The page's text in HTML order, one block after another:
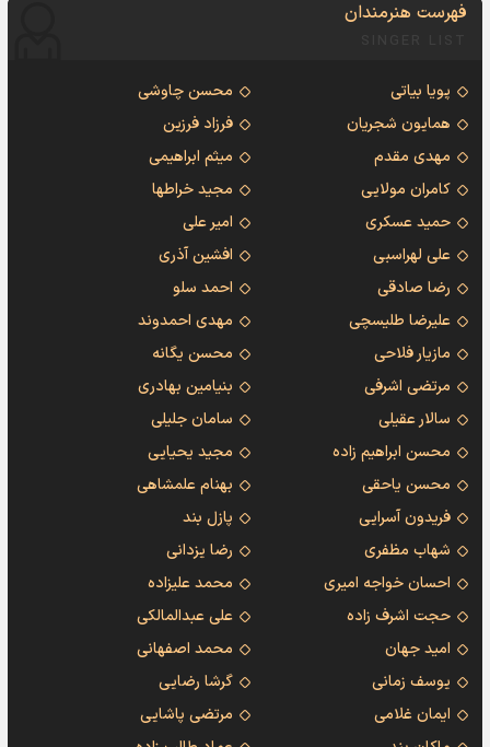
فهرست هنرمندان
پویا بیاتی
محسن چاوشی
همایون شجریان
فرزاد فرزین
مهدی مقدم
میثم ابراهیمی
کامران مولایی
مجید خراطها
حمید عسکری
امیر علی
علی لهراسبی
افشین آذری
رضا صادقی
احمد سلو
علیرضا طلیسچی
مهدی احمدوند
مازیار فلاحی
محسن یگانه
مرتضی اشرفی
بنیامین بهادری
سالار عقیلی
سامان جلیلی
محسن ابراهیم زاده
مجید یحیایی
محسن یاحقی
بهنام علمشاهی
فریدون آسرایی
پازل بند
شهاب مظفری
رضا یزدانی
احسان خواجه امیری
محمد علیزاده
حجت اشرف زاده
علی عبدالمالکی
امید جهان
محمد اصفهانی
یوسف زمانی
گرشا رضایی
ایمان غلامی
مرتضی پاشایی